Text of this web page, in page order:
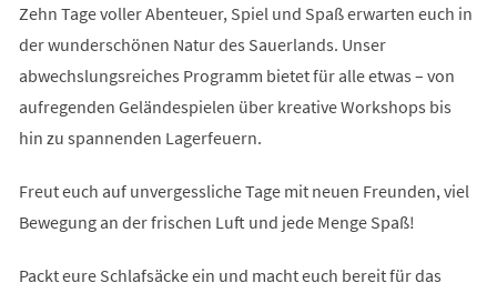
Zehn Tage voller Abenteuer, Spiel und Spaß erwarten euch in
der wunderschönen Natur des Sauerlands. Unser
abwechslungsreiches Programm bietet für alle etwas – von
aufregenden Geländespielen über kreative Workshops bis
hin zu spannenden Lagerfeuern.
Freut euch auf unvergessliche Tage mit neuen Freunden, viel
Bewegung an der frischen Luft und jede Menge Spaß!
Packt eure Schlafsäcke ein und macht euch bereit für das